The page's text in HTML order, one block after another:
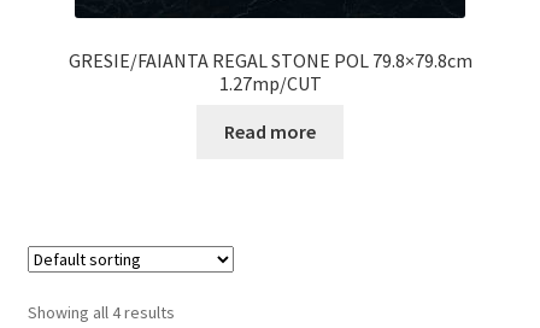
GRESIE/FAIANTA REGAL STONE POL 79.8×79.8cm
1.27mp/CUT
Read more
Showing all 4 results